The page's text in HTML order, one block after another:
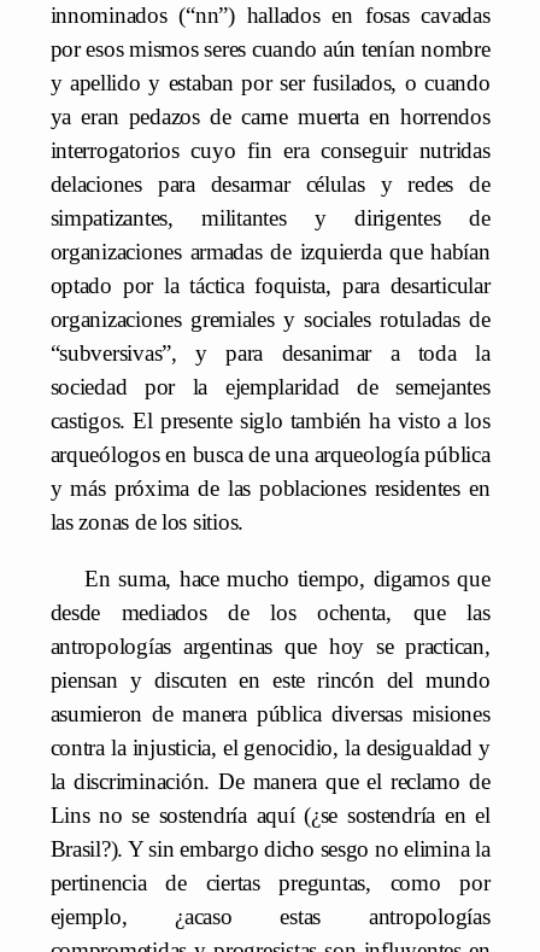
innominados (“nn”) hallados en fosas cavadas
por esos mismos seres cuando aún tenían nombre
y apellido y estaban por ser fusilados, o cuando
ya eran pedazos de carne muerta en horrendos
interrogatorios cuyo fin era conseguir nutridas
delaciones para desarmar células y redes de
simpatizantes, militantes y dirigentes de
organizaciones armadas de izquierda que habían
optado por la táctica foquista, para desarticular
organizaciones gremiales y sociales rotuladas de
“subversivas”, y para desanimar a toda la
sociedad por la ejemplaridad de semejantes
castigos. El presente siglo también ha visto a los
arqueólogos en busca de una arqueología pública
y más próxima de las poblaciones residentes en
las zonas de los sitios.
En suma, hace mucho tiempo, digamos que
desde mediados de los ochenta, que las
antropologías argentinas que hoy se practican,
piensan y discuten en este rincón del mundo
asumieron de manera pública diversas misiones
contra la injusticia, el genocidio, la desigualdad y
la discriminación. De manera que el reclamo de
Lins no se sostendría aquí (¿se sostendría en el
Brasil?). Y sin embargo dicho sesgo no elimina la
pertinencia de ciertas preguntas, como por
ejemplo, ¿acaso estas antropologías